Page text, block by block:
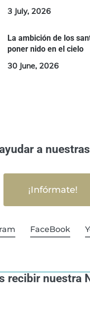
3 July, 2026
La ambición de los
poner nido en el cielo
30 June, 2026
a
¡Infórmate!
FaceBook
recibir nuestra